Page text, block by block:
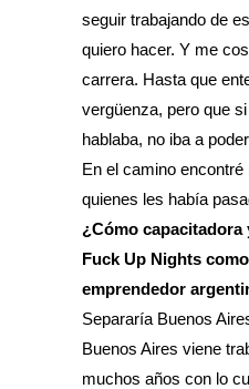
seguir trabajando de
quiero hacer. Y me
carrera. Hasta que
vergüenza, pero que
hablaba, no iba a
En el camino
quienes les había
¿Cómo
Fuck Up Nights
emprendedor
Separaría Buenos
Buenos Aires viene
muchos años con lo